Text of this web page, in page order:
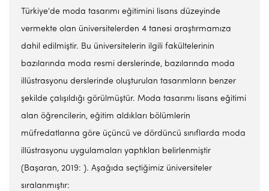
Türkiye'de moda tasarımı eğitimini lisans düzeyinde
vermekte olan üniversitelerden 4 tanesi araştırmamıza
dahil edilmiştir. Bu üniversitelerin ilgili fakültelerinin
bazılarında moda resmi derslerinde, bazılarında moda
illüstrasyonu derslerinde oluşturulan tasarımların benzer
şekilde çalışıldığı görülmüştür. Moda tasarımı lisans eğitimi
alan öğrencilerin, eğitim aldıkları bölümlerin
müfredatlarına göre üçüncü ve dördüncü sınıflarda moda
illüstrasyonu uygulamaları yaptıkları belirlenmiştir
(Başaran, 2019: ). Aşağıda seçtiğimiz üniversiteler
sıralanmıştır: